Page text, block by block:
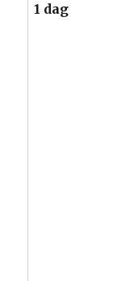
1 dag